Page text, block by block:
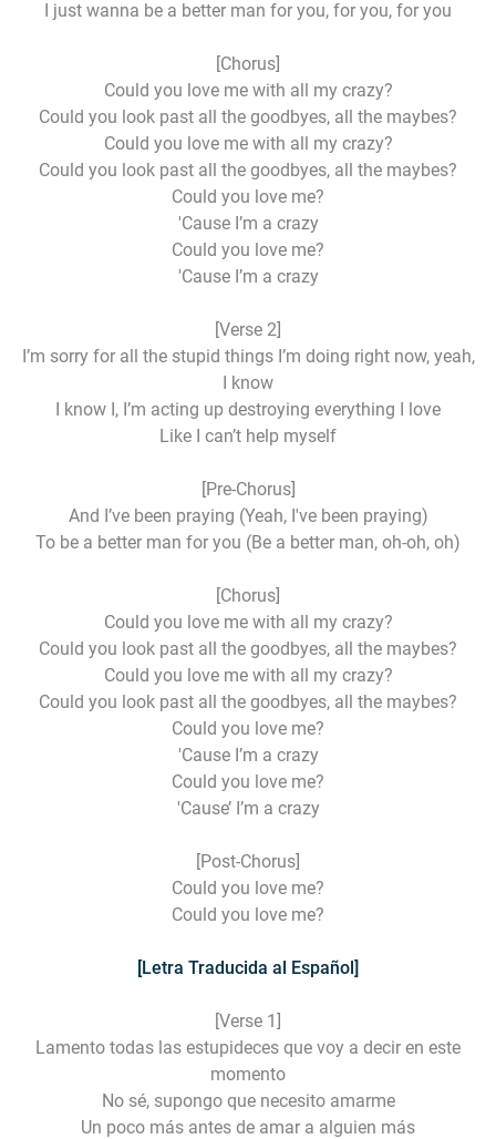
I just wanna be a better man for you, for you, for you
[Chorus]
Could you love me with all my crazy?
Could you look past all the goodbyes, all the maybes?
Could you love me with all my crazy?
Could you look past all the goodbyes, all the maybes?
Could you love me?
'Cause I’m a crazy
Could you love me?
'Cause I’m a crazy
[Verse 2]
I’m sorry for all the stupid things I’m doing right now, yeah,
I know
I know I, I’m acting up destroying everything I love
Like I can’t help myself
[Pre-Chorus]
And I’ve been praying (Yeah, I've been praying)
To be a better man for you (Be a better man, oh-oh, oh)
[Chorus]
Could you love me with all my crazy?
Could you look past all the goodbyes, all the maybes?
Could you love me with all my crazy?
Could you look past all the goodbyes, all the maybes?
Could you love me?
'Cause I’m a crazy
Could you love me?
'Cause’ I’m a crazy
[Post-Chorus]
Could you love me?
Could you love me?
[Letra Traducida al Español]
[Verse 1]
Lamento todas las estupideces que voy a decir en este
momento
No sé, supongo que necesito amarme
Un poco más antes de amar a alguien más